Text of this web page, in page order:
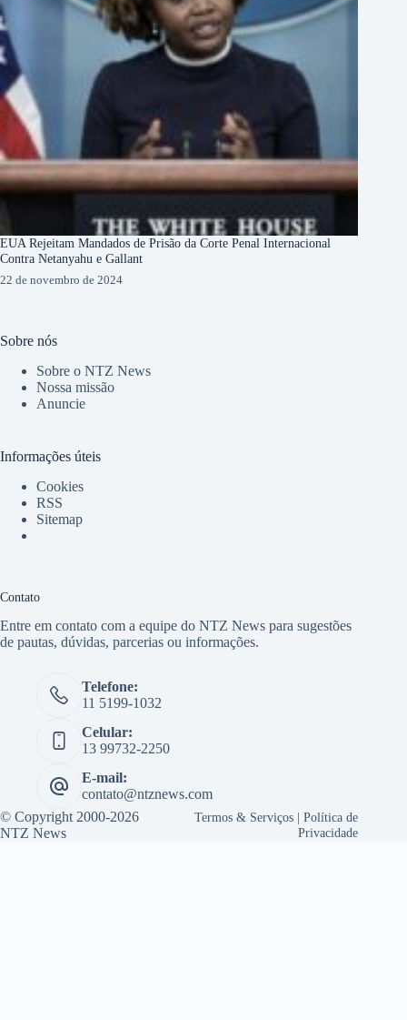
EUA Rejeitam Mandados de Prisão da Corte Penal Internacional
Contra Netanyahu e Gallant
22 de novembro de 2024
Sobre nós
Sobre o NTZ News
Nossa missão
Anuncie
Informações úteis
Cookies
RSS
Sitemap
Contato
Entre em contato com a equipe do NTZ News para sugestões
de pautas, dúvidas, parcerias ou informações.
Telefone:
11 5199-1032
Celular:
13 99732-2250
E-mail:
contato@ntznews.com
© Copyright 2000-2026
NTZ News
Termos & Serviços |Política de
Privacidade